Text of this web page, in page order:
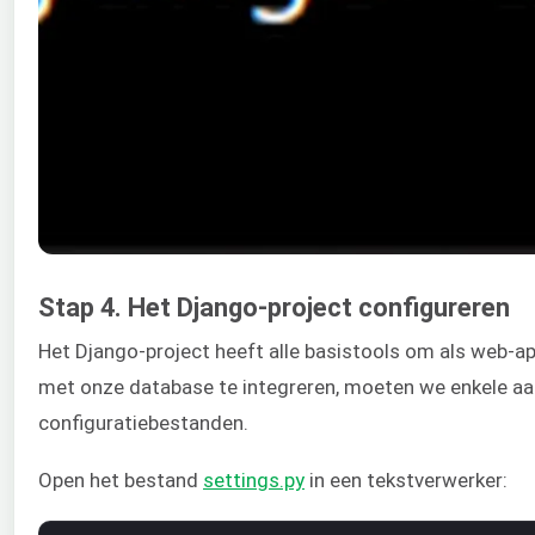
Stap 4. Het Django-project configureren
Het Django-project heeft alle basistools om als web-
met onze database te integreren, moeten we enkele
configuratiebestanden.
Open het bestand settings.py in een tekstverwerker: